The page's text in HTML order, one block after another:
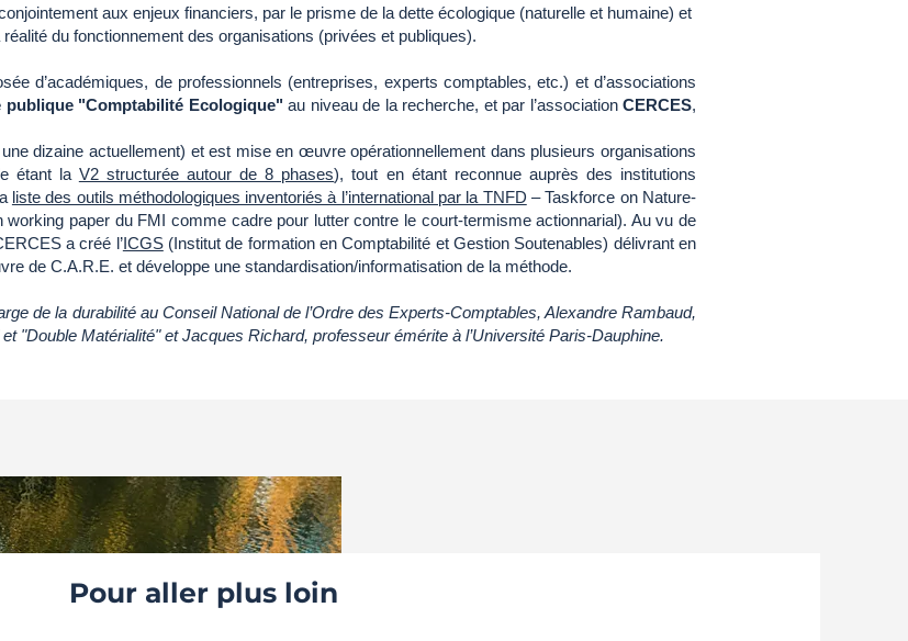
aux enjeux financiers, par le prisme de la dette écologique (naturelle et humaine) et
du fonctionnement des organisations (privées et publiques).
d’académiques, de professionnels (entreprises, experts comptables, etc.) et d’associations
publique "Comptabilité Ecologique" au niveau de la recherche, et par l’association CERCES,
dizaine actuellement) et est mise en œuvre opérationnellement dans plusieurs organisations
étant la V2 structurée autour de 8 phases), tout en étant reconnue auprès des institutions
liste des outils méthodologiques inventoriés à l’international par la TNFD – Taskforce on Nature-
paper du FMI comme cadre pour lutter contre le court-termisme actionnarial). Au vu de
a créé l’ICGS(Institut de formation en Comptabilité et Gestion Soutenables) délivrant en
de C.A.R.E. et développe une standardisation/informatisation de la méthode.
de la durabilité au Conseil National de l’Ordre des Experts-Comptables, Alexandre Rambaud,
"Double Matérialité" et Jacques Richard, professeur émérite à l’Université Paris-Dauphine.
Pour aller plus loin